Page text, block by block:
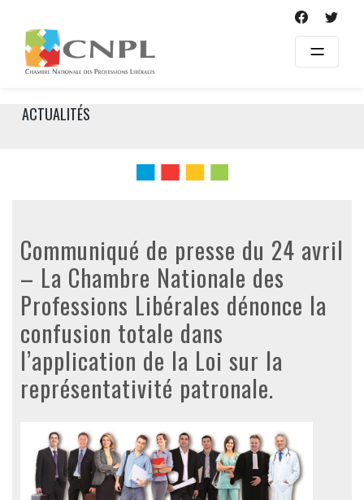
content
ACTUALITÉS
Communiqué de presse du 24 avril
– La Chambre Nationale des
Professions Libérales dénonce la
confusion totale dans
l’application de la Loi sur la
représentativité patronale.